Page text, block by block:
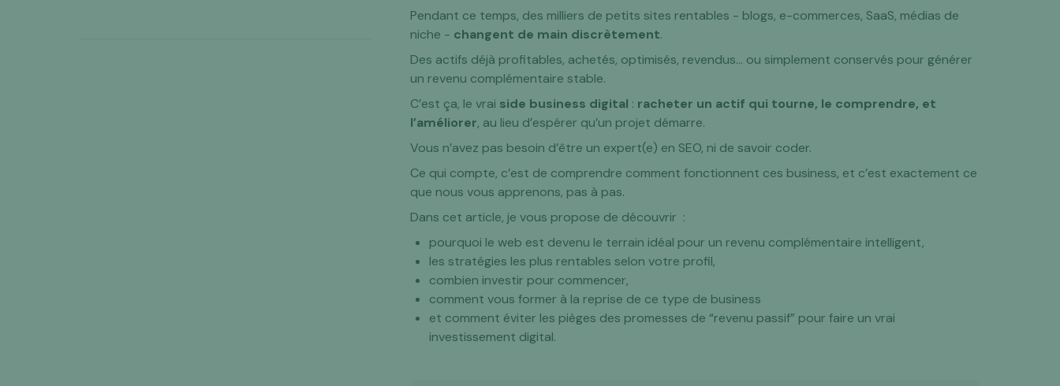
Pendant ce temps, des milliers de petits sites rentables - blogs, e-commerces, SaaS, médias de
niche - changent de main discrètement.
Des actifs déjà profitables, achetés, optimisés, revendus… ou simplement conservés pour générer
un revenu complémentaire stable.
C’est ça, le vrai side business digital : racheter un actif qui tourne, le comprendre, et
l’améliorer, au lieu d’espérer qu’un projet démarre.
Vous n’avez pas besoin d’être un expert(e) en SEO, ni de savoir coder.
Ce qui compte, c’est de comprendre comment fonctionnent ces business, et c’est exactement ce
que nous vous apprenons, pas à pas.
Dans cet article, je vous propose de découvrir :
pourquoi le web est devenu le terrain idéal pour un revenu complémentaire intelligent,
les stratégies les plus rentables selon votre profil,
combien investir pour commencer,
comment vous former à la reprise de ce type de business
et comment éviter les pièges des promesses de “revenu passif” pour faire un vrai
investissement digital.